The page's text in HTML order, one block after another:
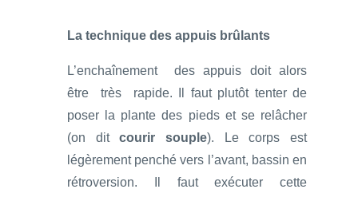
La technique des appuis brûlants
L’enchaînement des appuis doit alors
être très rapide. Il faut plutôt tenter de
poser la plante des pieds et se relâcher
(on ditcourir souple). Le corps est
légèrement penché vers l’avant, bassin en
rétroversion. Il faut exécuter cette